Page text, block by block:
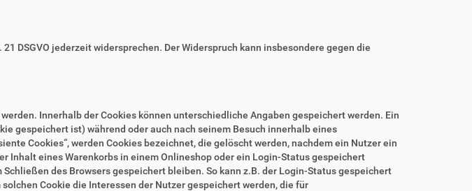
DSGVO jederzeit widersprechen. Der Widerspruch kann insbesondere gegen die
Innerhalb der Cookies können unterschiedliche Angaben gespeichert werden. Ein
gespeichert ist) während oder auch nach seinem Besuch innerhalb eines
Cookies“, werden Cookies bezeichnet, die gelöscht werden, nachdem ein Nutzer ein
Inhalt eines Warenkorbs in einem Onlineshop oder ein Login-Status gespeichert
des Browsers gespeichert bleiben. So kann z.B. der Login-Status gespeichert
Cookie die Interessen der Nutzer gespeichert werden, die für